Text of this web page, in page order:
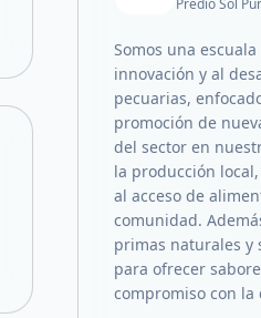
Somos una
innovación y al
pecuarias,
promoción de
del sector en
la producción
al acceso de
comunidad.
primas naturales y
para ofrecer
compromiso con la